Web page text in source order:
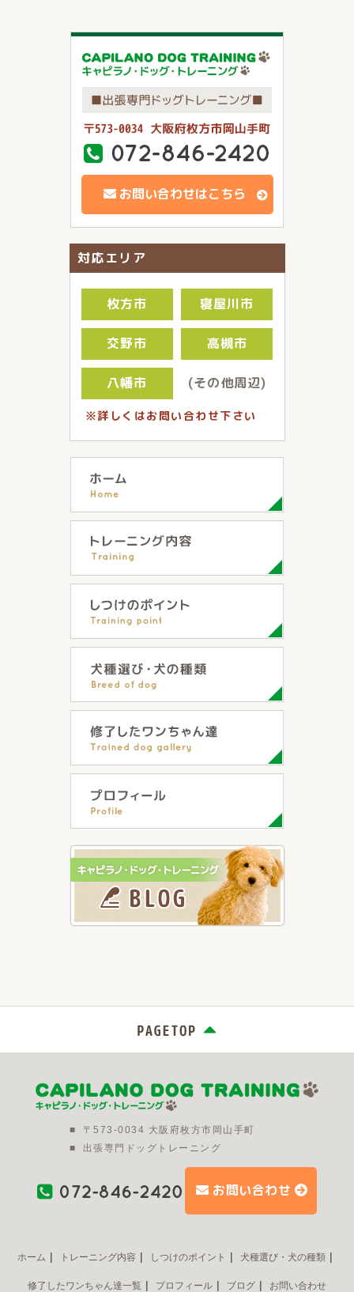
お問い合わせはこちら
対応エリア
枚方市 寝屋川市
交野市 高槻市
八幡市 (その他周辺)
※詳しくはお問い合わせ下さい
■
〒573-0034 大阪府枚方市岡山手町
■
出張専門ドッグトレーニング
お問い合わせ
ホーム トレーニング内容 しつけのポイント 犬種選び・犬の種類
修了したワンちゃん達一覧 プロフィール ブログ お問い合わせ